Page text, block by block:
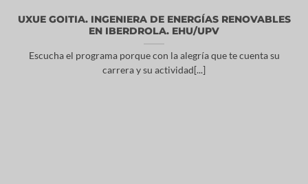
UXUE GOITIA. INGENIERA DE ENERGÍAS RENOVABLES
EN IBERDROLA. EHU/UPV
Escucha el programa porque con la alegría que te cuenta su
carrera y su actividad[...]